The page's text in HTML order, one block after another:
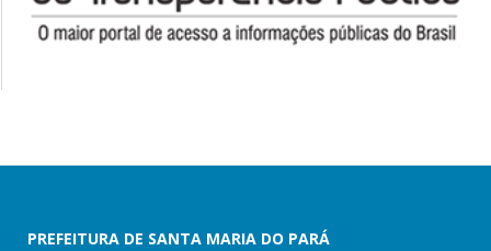
PREFEITURA DE SANTA MARIA DO PARÁ